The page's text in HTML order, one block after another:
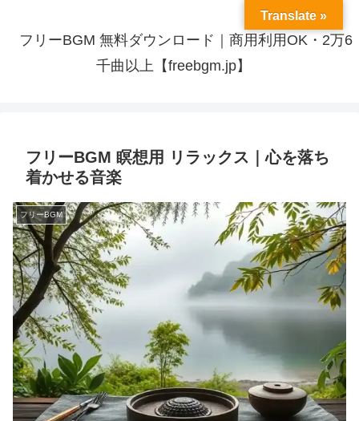
フリーBGM 無料ダウンロード｜商用利用OK・2万6
千曲以上【freebgm.jp】
フリーBGM 瞑想用 リラックス｜心を落ち
着かせる音楽
フリーBGM
Translate »